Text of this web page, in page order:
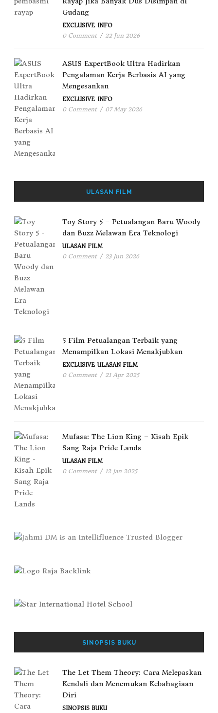
Gudang
EXCLUSIVE INFO
0 Comment / 22 Jun 2026
ASUS ExpertBook Ultra Hadirkan
Pengalaman Kerja Berbasis AI yang
Mengesankan
EXCLUSIVE INFO
0 Comment / 07 May 2026
ULASAN FILM
Toy Story 5 – Petualangan Baru Woody
dan Buzz Melawan Era Teknologi
ULASAN FILM
0 Comment / 23 Jun 2026
5 Film Petualangan Terbaik yang
Menampilkan Lokasi Menakjubkan
EXCLUSIVE ULASAN FILM
0 Comment / 21 Apr 2025
Mufasa: The Lion King – Kisah Epik
Sang Raja Pride Lands
ULASAN FILM
0 Comment / 12 Jan 2025
SINOPSIS BUKU
The Let Them Theory: Cara Melepaskan
Kendali dan Menemukan Kebahagiaan
Diri
SINOPSIS BUKU